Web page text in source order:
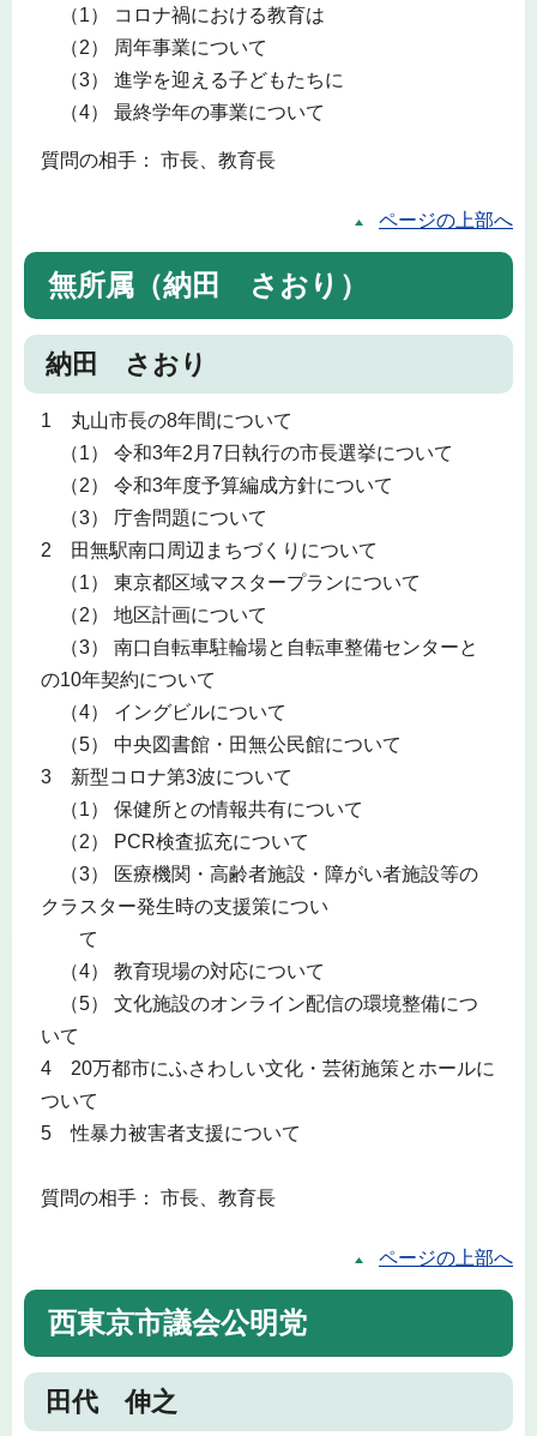
（1） コロナ禍における教育は
（2） 周年事業について
（3） 進学を迎える子どもたちに
（4） 最終学年の事業について
質問の相手： 市長、教育長
ページの上部へ
無所属（納田 さおり）
納田 さおり
1 丸山市長の8年間について
（1） 令和3年2月7日執行の市長選挙について
（2） 令和3年度予算編成方針について
（3） 庁舎問題について
2 田無駅南口周辺まちづくりについて
（1） 東京都区域マスタープランについて
（2） 地区計画について
（3） 南口自転車駐輪場と自転車整備センターと
の10年契約について
（4） イングビルについて
（5） 中央図書館・田無公民館について
3 新型コロナ第3波について
（1） 保健所との情報共有について
（2） PCR検査拡充について
（3） 医療機関・高齢者施設・障がい者施設等の
クラスター発生時の支援策につい
て
（4） 教育現場の対応について
（5） 文化施設のオンライン配信の環境整備につ
いて
4 20万都市にふさわしい文化・芸術施策とホールに
ついて
5 性暴力被害者支援について
質問の相手： 市長、教育長
ページの上部へ
西東京市議会公明党
田代 伸之